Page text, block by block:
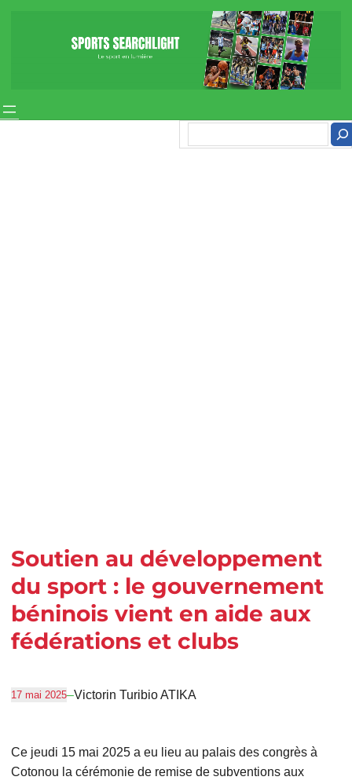
Soutien au développement
du sport : le gouvernement
béninois vient en aide aux
fédérations et clubs
17 mai 2025–Victorin Turibio ATIKA
Ce jeudi 15 mai 2025 a eu lieu au palais des congrès à
Cotonou la cérémonie de remise de subventions aux